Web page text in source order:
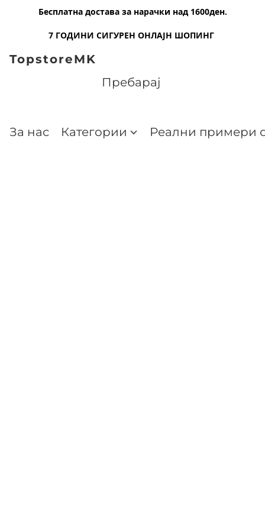
Бесплатна достава за нарачки над 1600ден.
7 ГОДИНИ СИГУРЕН ОНЛАЈН ШОПИНГ
TopstoreMK
За нас Категории Реални примери